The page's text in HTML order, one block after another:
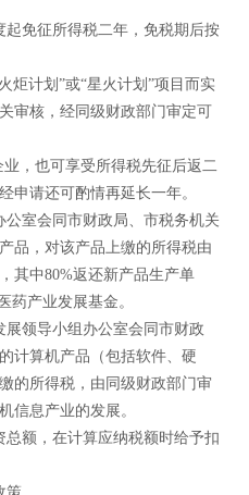
免征所得税二年，免税期后按
炬计划”或“星火计划”项目而实
审核，经同级财政部门审定可
，也可享受所得税先征后返二
申请还可酌情再延长一年。
室会同市财政局、市税务机关
品，对该产品上缴的所得税由
其中80%返还新产品生产单
药产业发展基金。
领导小组办公室会同市财政
计算机产品（包括软件、硬
的所得税，由同级财政部门审
信息产业的发展。
额，在计算应纳税额时给予扣